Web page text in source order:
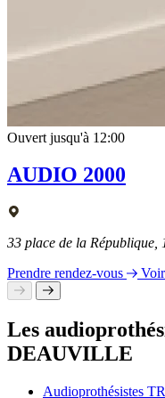
Ouvert jusqu'à 12:00
AUDIO 2000
33 place de la République,
Prendre rendez-vous
Les
DEAUVILLE
Audioprothésistes